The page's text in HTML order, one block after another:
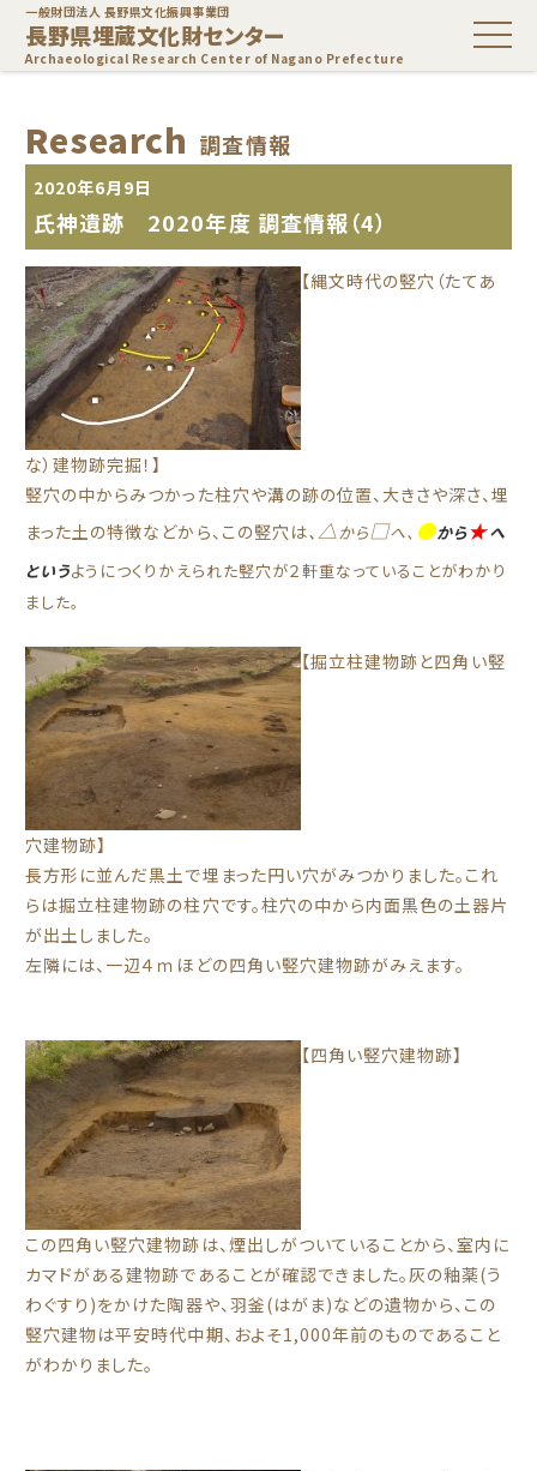
一般財団法人 長野県文化振興事業団
長野県埋蔵文化財センター
Archaeological Research Center of Nagano Prefecture
Research 調査情報
2020年6月9日
氏神遺跡 2020年度 調査情報（4）
【縄文時代の竪穴（たてあ
な）建物跡完掘！】
竪穴の中からみつかった柱穴や溝の跡の位置、大きさや深さ、埋
まった土の特徴などから、この竪穴は、△から□へ、 ●から★へ
というようにつくりかえられた竪穴が２軒重なっていることがわかり
ました。
【掘立柱建物跡と四角い竪
穴建物跡】
長方形に並んだ黒土で埋まった円い穴がみつかりました。これ
らは掘立柱建物跡の柱穴です。柱穴の中から内面黒色の土器片
が出土しました。
左隣には、一辺４ｍほどの四角い竪穴建物跡がみえます。
【四角い竪穴建物跡】
この四角い竪穴建物跡は、煙出しがついていることから、室内に
カマドがある建物跡であることが確認できました。灰の釉薬(う
わぐすり)をかけた陶器や、羽釜(はがま)などの遺物から、この
竪穴建物は平安時代中期、およそ1,000年前のものであること
がわかりました。